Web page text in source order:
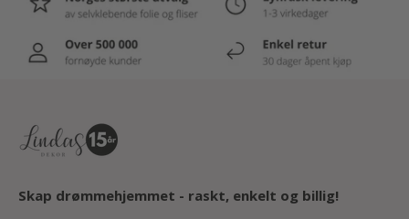
Skap drømmehjemmet - raskt, enkelt og billig!